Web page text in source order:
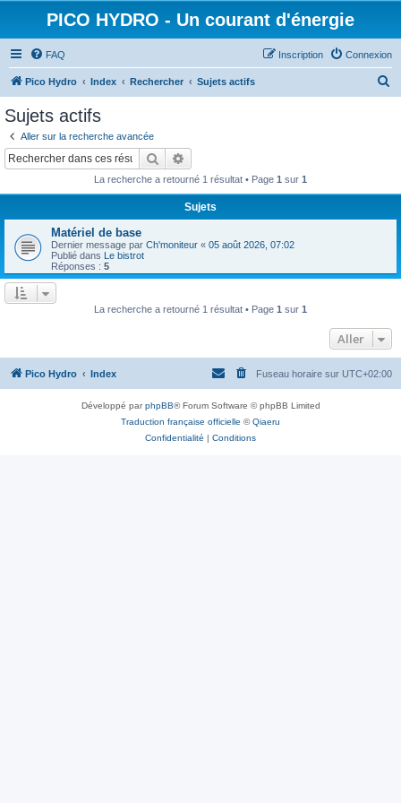
PICO HYDRO - Un courant d'énergie
FAQ Connexion
Inscription
Pico Hydro Index Rechercher Sujets actifs
r
Sujets actifs
Aller sur la recherche avancée
Rechercher
La recherche a retourné 1 résultat • Page 1 sur 1
Sujets
Matériel de base
Dernier message par Ch'moniteur « 05 août 2026, 07:02
Publié dans Le bistrot
Réponses : 5
La recherche a retourné 1 résultat • Page 1 sur 1
Aller
Pico Hydro Index Fuseau horaire sur UTC+02:00
Développé parphpBB® Forum Software © phpBB Limited
Traduction française officielle ©Qiaeru
Confidentialité | Conditions